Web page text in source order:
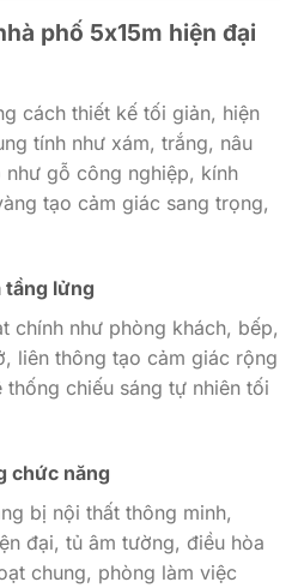
phố 5x15m hiện đại
cách thiết kế tối giản, hiện
tính như xám, trắng, nâu
gỗ công nghiệp, kính
tạo cảm giác sang trọng,
tầng lửng
chính như phòng khách, bếp,
liên thông tạo cảm giác rộng
chiếu sáng tự nhiên tối
chức năng
bị nội thất thông minh,
đại, tủ âm tường, điều hòa
chung, phòng làm việc